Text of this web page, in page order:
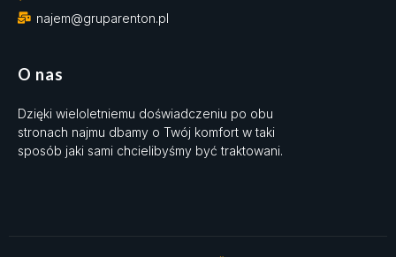
najem@gruparenton.pl
O nas
Dzięki wieloletniemu doświadczeniu po obu
stronach najmu dbamy o Twój komfort w taki
sposób jaki sami chcielibyśmy być traktowani.